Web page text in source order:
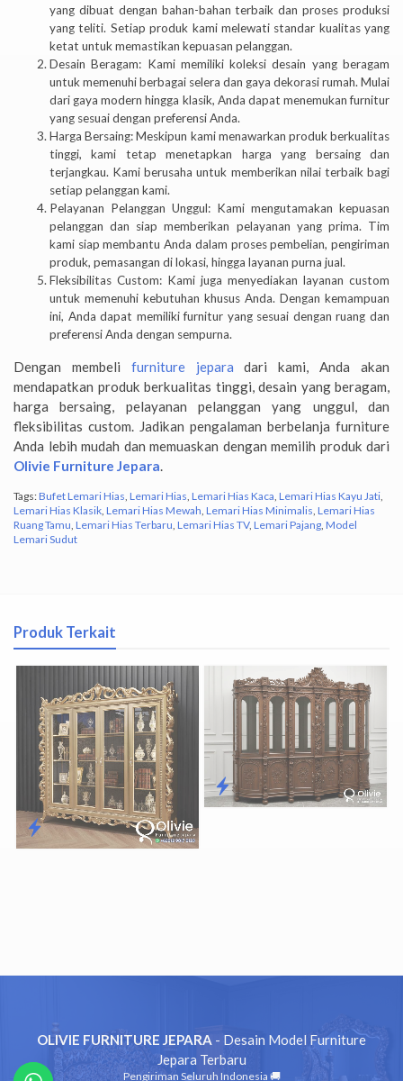
yang dibuat dengan bahan-bahan terbaik dan proses produksi
yang teliti. Setiap produk kami melewati standar kualitas yang
ketat untuk memastikan kepuasan pelanggan.
Desain Beragam: Kami memiliki koleksi desain yang beragam
untuk memenuhi berbagai selera dan gaya dekorasi rumah. Mulai
dari gaya modern hingga klasik, Anda dapat menemukan furnitur
yang sesuai dengan preferensi Anda.
Harga Bersaing: Meskipun kami menawarkan produk berkualitas
tinggi, kami tetap menetapkan harga yang bersaing dan
terjangkau. Kami berusaha untuk memberikan nilai terbaik bagi
setiap pelanggan kami.
Pelayanan Pelanggan Unggul: Kami mengutamakan kepuasan
pelanggan dan siap memberikan pelayanan yang prima. Tim
kami siap membantu Anda dalam proses pembelian, pengiriman
produk, pemasangan di lokasi, hingga layanan purna jual.
Fleksibilitas Custom: Kami juga menyediakan layanan custom
untuk memenuhi kebutuhan khusus Anda. Dengan kemampuan
ini, Anda dapat memiliki furnitur yang sesuai dengan ruang dan
preferensi Anda dengan sempurna.
Dengan membeli furniture jepara dari kami, Anda akan
mendapatkan produk berkualitas tinggi, desain yang beragam,
harga bersaing, pelayanan pelanggan yang unggul, dan
fleksibilitas custom. Jadikan pengalaman berbelanja furniture
Anda lebih mudah dan memuaskan dengan memilih produk dari
Olivie Furniture Jepara.
Tags:Bufet Lemari Hias Lemari Hias Lemari Hias Kaca Lemari Hias Kayu Jati
Lemari Hias Klasik Lemari Hias Mewah Lemari Hias Minimalis Lemari Hias
Ruang Tamu Lemari Hias Terbaru Lemari Hias TV, Lemari Pajang Model
Lemari Sudut
Produk Terkait
OLIVIE FURNITURE JEPARA - Desain Model Furniture
Jepara Terbaru
Pengiriman Seluruh Indonesia 🚚